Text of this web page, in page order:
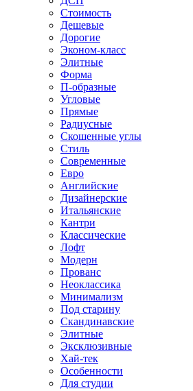
Стоимость
Дешевые
Дорогие
Эконом-класс
Элитные
Форма
П-образные
Угловые
Прямые
Радиусные
Скошенные углы
Стиль
Современные
Евро
Английские
Дизайнерские
Итальянские
Кантри
Классические
Лофт
Модерн
Прованс
Неоклассика
Минимализм
Под старину
Скандинавские
Элитные
Эксклюзивные
Хай-тек
Особенности
Для студии